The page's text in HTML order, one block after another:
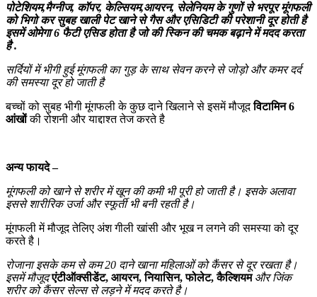
पोटेशियम,मैग्नीज, कॉपर, केल्सियम,आयरन, सेलेनियम के गुणों से भरपूर मूंगफली
को भिगो कर सुबह खाली पेट खाने से गैस और एसिडिटी की परेशानी दूर होती है
इसमें ओमेगा 6 फैटी एसिड होता है जो की स्किन की चमक बढ़ाने में मदद करता
है .
सर्दियों में भीगी हुई मूंगफली का गुड़ के साथ सेवन करने से जोड़ो और कमर दर्द
की समस्या दूर हो जाती है
बच्चों को सुबह भीगी मूंगफली के कुछ दाने खिलाने से इसमें मौजूदविटामिन 6
आंखोंकी रोशनी और याद्दाश्त तेज करते है
अन्य फायदे –
मूंगफली को खाने से शरीर में खून की कमी भी पूरी हो जाती है। इसके अलावा
इससे शारीरिक उर्जा और स्फूर्ती भी बनी रहती है।
मूंगफली में मौजूद तेलिए अंश गीली खांसी और भूख न लगने की समस्या को दूर
करते है।
रोजाना इसके कम से कम 20 दाने खाना महिलाओं को कैंसर से दूर रखता है।
इसमें मौजूदएंटीऑक्सीडेंट, आयरन, नियासिन, फोलेट, कैल्शियम और जिंक
शरीर को कैंसर सेल्स से लड़ने में मदद करते है।